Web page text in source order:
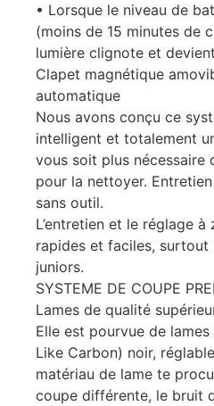
• Lorsque le niveau de
(moins de 15 minutes de
lumière clignote et
Clapet magnétique
automatique
Nous avons conçu ce
intelligent et totalement
vous soit plus nécessaire
pour la nettoyer.
sans outil.
L’entretien et le réglage
rapides et faciles, surtout
juniors.
SYSTEME DE COUPE
Lames de qualité
Elle est pourvue de
Like Carbon) noir,
matériau de lame te
coupe différente, le bruit